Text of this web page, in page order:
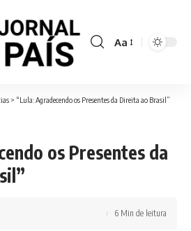
Font
Aa
> “Lula: Agradecendo os Presentes da Direita ao Brasil”
os Presentes da
6 Min de leitura